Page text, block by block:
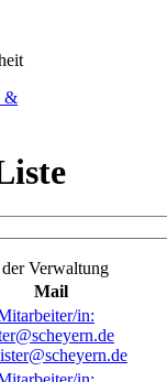
&
Verwaltung
Mail